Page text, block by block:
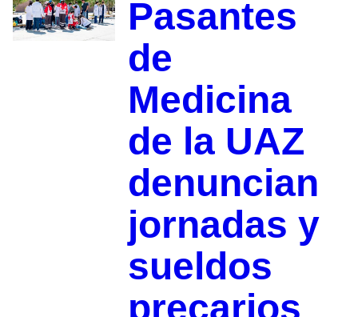
Pasantes
de
Medicina
de la UAZ
denuncian
jornadas y
sueldos
precarios